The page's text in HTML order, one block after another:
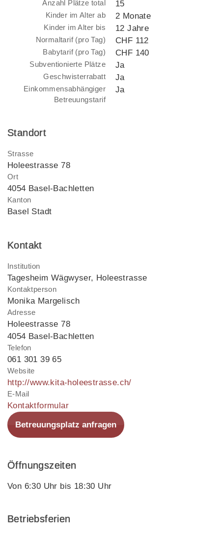
Anzahl Plätze total 15
Kinder im Alter ab 2 Monate
Kinder im Alter bis 12 Jahre
Normaltarif (pro Tag) CHF 112
Babytarif (pro Tag) CHF 140
Subventionierte Plätze Ja
Geschwisterrabatt Ja
Einkommensabhängiger
Betreuungstarif
Ja
Standort
Strasse
Holeestrasse 78
Ort
4054 Basel-Bachletten
Kanton
Basel Stadt
Kontakt
Institution
Tagesheim Wägwyser, Holeestrasse
Kontaktperson
Monika Margelisch
Adresse
Holeestrasse 78
4054 Basel-Bachletten
Telefon
061 301 39 65
Website
http://www.kita-holeestrasse.ch/
E-Mail
Kontaktformular
Betreuungsplatz anfragen
Öffnungszeiten
Von 6:30 Uhr bis 18:30 Uhr
Betriebsferien